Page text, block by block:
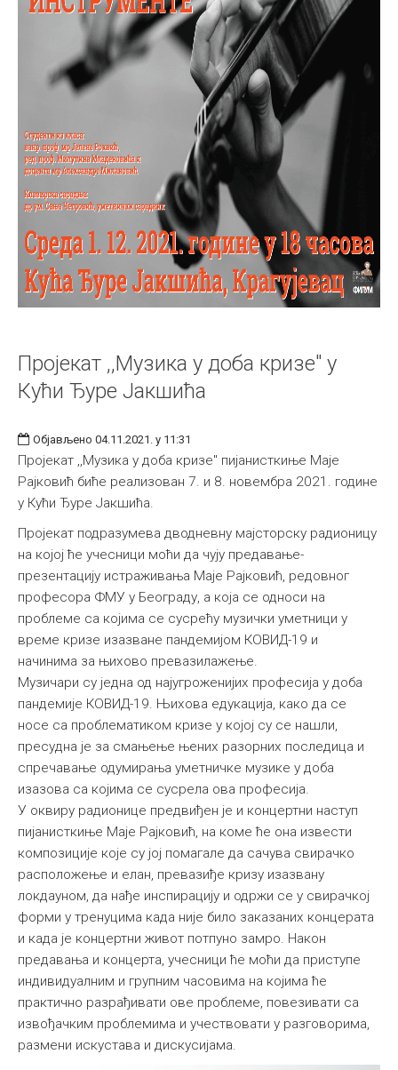
Пројекат ,,Музика у доба кризе" у
Кући Ђуре Јакшића
Објављено 04.11.2021. у 11:31
Пројекат ,,Музика у доба кризе" пијанисткиње Маје
Рајковић биће реализован 7. и 8. новембра 2021. године
у Кући Ђуре Јакшића.
Пројекат подразумева дводневну мајсторску радионицу
на којој ће учесници моћи да чују предавањe-
презентацију истраживања Маје Рајковић, редовног
професора ФМУ у Београду, а која се односи на
проблеме са којима се сусрећу музички уметници у
време кризе изазване пандемијом КОВИД-19 и
начинима за њихово превазилажење.
Музичари су једна од најугроженијих професија у доба
пандемије КОВИД-19. Њихова едукација, како да се
носе са проблематиком кризе у којој су се нашли,
пресудна је за смањење њених разорних последица и
спречавање одумирања уметничке музике у доба
изазова са којима се сусрела ова професија.
У оквиру радионице предвиђен је и концертни наступ
пијанисткиње Маје Рајковић, на коме ће она извести
композиције које су јој помагале да сачува свирачко
расположење и елан, превазиђе кризу изазвану
локдауном, да нађе инспирацију и одржи се у свирачкој
форми у тренуцима када није било заказаних концерата
и када је концертни живот потпуно замро. Након
предавања и концерта, учесници ће моћи да приступе
индивидуалним и групним часовима на којима ће
практично разрађивати ове проблеме, повезивати са
извођачким проблемима и учествовати у разговорима,
размени искустава и дискусијама.